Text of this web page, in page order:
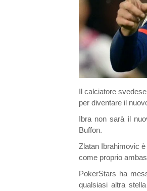
Il calciatore
per diventare il
Ibra non sarà il
Buffon.
Zlatan Ibrahimovic
come proprio
PokerStars ha
qualsiasi altra